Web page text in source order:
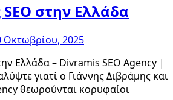
στην Ελλάδα
Οκτωβρίου, 2025
Ελλάδα – Divramis SEO Agency |
γιατί ο Γιάννης Διβράμης και
θεωρούνται κορυφαίοι